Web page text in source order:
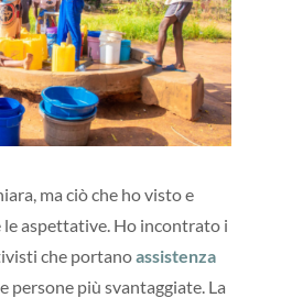
ma ciò che ho visto e
aspettative. Ho incontrato i
che portanoassistenza
persone più svantaggiate. La